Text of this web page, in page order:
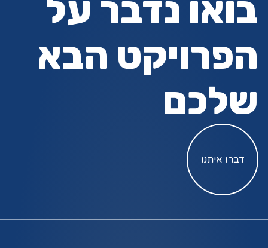
בואו נדבר על
הפרויקט הבא
שלכם
דברו איתנו